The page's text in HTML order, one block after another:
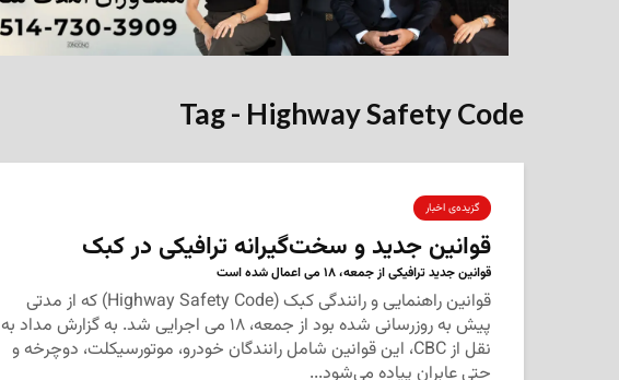
Tag - Highway Safety Code
گزیده‌ی‌ اخبار
قوانین جدید و سخت‌گیرانه ترافیکی در کبک
قوانین جدید ترافیکی از جمعه، ۱۸ می اعمال شده است
قوانین راهنمایی و رانندگی کبک (Highway Safety Code) که از مدتی
پیش به روزرسانی شده بود از جمعه، ۱۸ می اجرایی شد. به گزارش مداد به
نقل از CBC، این قوانین شامل رانندگان خودرو، موتورسیکلت، دوچرخه و
حتی عابران پیاده می‌شود...